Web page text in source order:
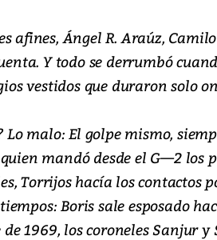
afines, Ángel R. Araúz,
Y todo se derrumbó
vestidos que duraron solo
Lo malo: El golpe mismo,
mandó desde el G—2 los
Torrijos hacía los contactos
Boris sale esposado
1969, los coroneles Sanjur y